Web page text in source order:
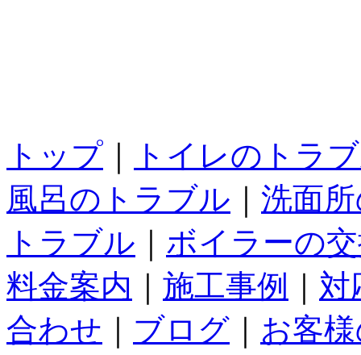
トップ
トイレのトラ
風呂のトラブル
洗面
トラブル
ボイラーの
料金案内
施工事例
対
合わせ
ブログ
お客